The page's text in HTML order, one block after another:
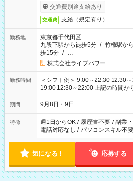
交通費別途支給あり
交通費 支給（規定有り）
勤務地
東京都千代田区
九段下駅から徒歩5分 / 竹橋駅か
歩15分 / …
株式会社ライブパワー
勤務時間
＜シフト例＞ 9:00～22:30 12:30
19:00 12:30～22:00 上記の時間から好きな時間を選べます！ ※
時間は変更となる可能性がありま
期間 9月8日・9日
特徴 週1日からOK / 履歴書不要 / 副業
電話対応なし / パソコンスキル不要
気になる！ 応募する